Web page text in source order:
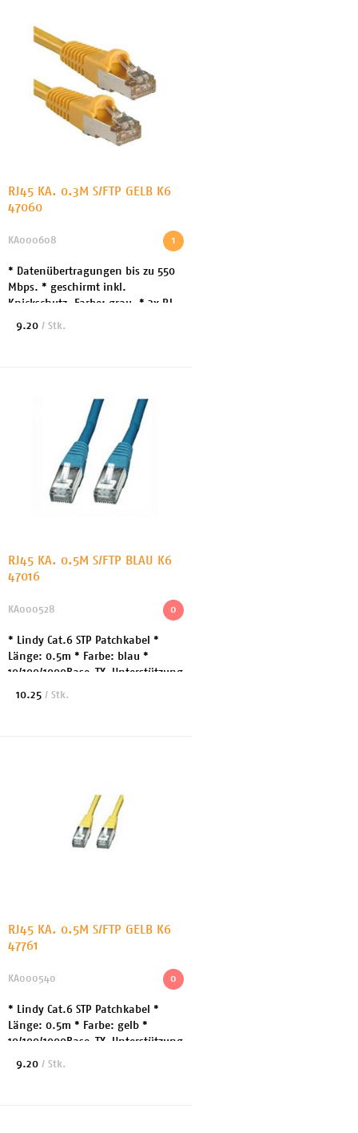
RJ45 KA. 0.3M S/FTP GELB K6
47060
1
KA000608
* Datenübertragungen bis zu 550
Mbps. * geschirmt inkl.
Knickschutz. Farbe: grau. * 2x RJ
45 Stecker (Kontakte vergoldet) *
9.20 / Stk.
RJ45 KA. 0.5M S/FTP BLAU K6
47016
0
KA000528
* Lindy Cat.6 STP Patchkabel *
Länge: 0.5m * Farbe: blau *
10/100/1000Base-TX-Unterstützung
* Kategorie 6, 26AWG, Gigabit
10.25 / Stk.
RJ45 KA. 0.5M S/FTP GELB K6
47761
0
KA000540
* Lindy Cat.6 STP Patchkabel *
Länge: 0.5m * Farbe: gelb *
10/100/1000Base-TX-Unterstützung
* Kategorie 6, 26AWG, Gigabit
9.20 / Stk.